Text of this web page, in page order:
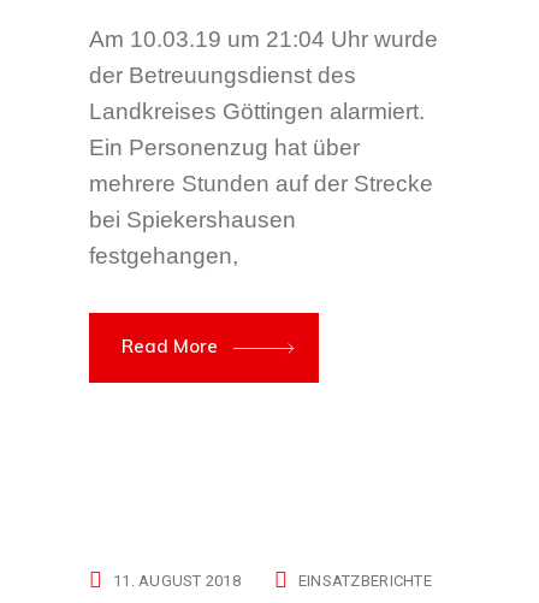
Am 10.03.19 um 21:04 Uhr wurde
der Betreuungsdienst des
Landkreises Göttingen alarmiert.
Ein Personenzug hat über
mehrere Stunden auf der Strecke
bei Spiekershausen
festgehangen,
Read More
11. AUGUST 2018 EINSATZBERICHTE